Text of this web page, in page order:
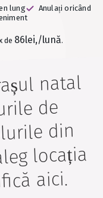
lung
Anulați oricând
de 86lei,/lună.
natal
de
din
locația
aici.